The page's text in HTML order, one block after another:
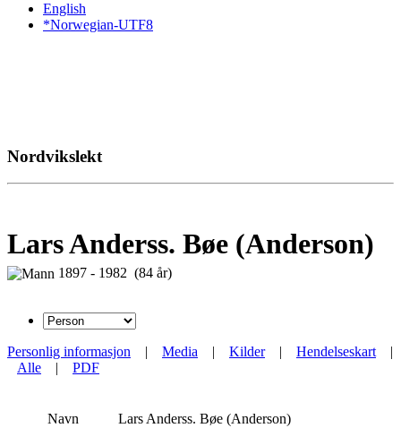
English
*Norwegian-UTF8
Nordvikslekt
Lars Anderss. Bøe (Anderson)
1897 - 1982 (84 år)
Personlig informasjon | Media | Kilder| Hendelseskart |
Alle | PDF
Navn Lars Anderss. Bøe (Anderson)